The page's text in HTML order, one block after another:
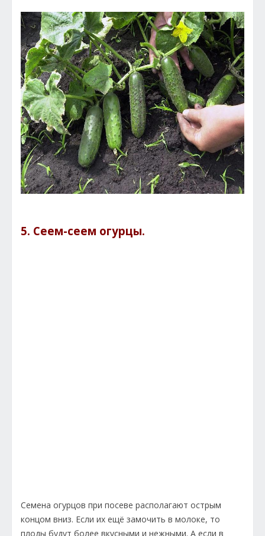
5. Сеем-сеем огурцы.
Семена огурцов при посеве располагают острым
концом вниз. Если их ещё замочить в молоке, то
плоды будут более вкусными и нежными. А если в